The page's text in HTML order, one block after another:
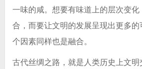
一味的咸。想要有味道上的层次变化
合，而要让文明的发展呈现出更多的
个因素同样也是融合。
古代丝绸之路，就是人类历史上文